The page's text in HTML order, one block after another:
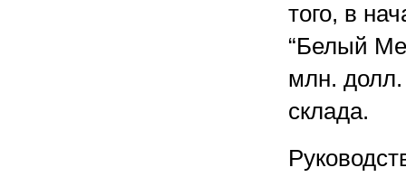
того, в
“Белый
млн.
склада.